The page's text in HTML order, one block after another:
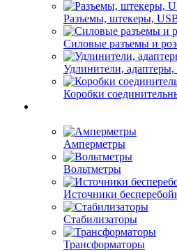
Разъемы, штекеры,
Силовые разъемы и
Удлинители, адаптеры,
Коробки
Амперметры
Вольтметры
Источники
Стабилизаторы
Трансформаторы